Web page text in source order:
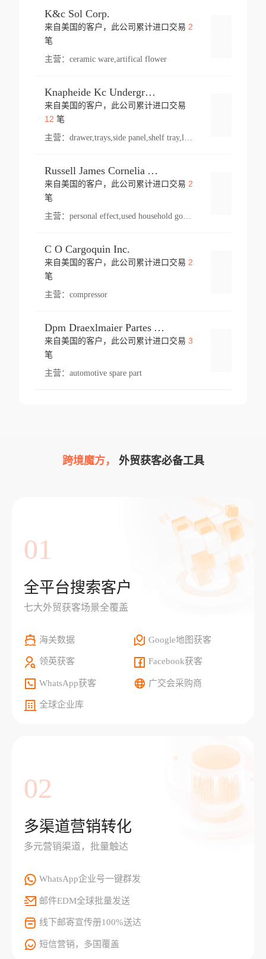
K&c Sol Corp.
来自美国的客户，此公司累计进口交易 2
笔
主营： ceramic ware,artifical flower
Knapheide Kc Underground
来自美国的客户，此公司累计进口交易
12 笔
主营：
Russell James Cornelia Arlington Va
来自美国的客户，此公司累计进口交易 2
笔
主营： personal effect,used household goods
C O Cargoquin Inc.
来自美国的客户，此公司累计进口交易 2
笔
主营： compressor
Dpm Draexlmaier Partes Automotrices Corr Ind Huejotzingo
来自美国的客户，此公司累计进口交易 3
笔
主营： automotive spare part
跨境魔方， 外贸获客必备工具
01
全平台搜索客户
七大外贸获客场景全覆盖
海关数据 Google地图获客
领英获客 Facebook获客
WhatsApp获客 广交会采购商
全球企业库
02
多渠道营销转化
多元营销渠道，批量触达
WhatsApp企业号一键群发
邮件EDM全球批量发送
线下邮寄宣传册100%送达
短信营销，多国覆盖